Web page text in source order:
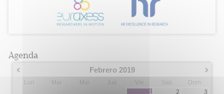
Agenda
Febrero 2019
Lun Mar Mie Jue Vie Sab
Dom
1
2 3